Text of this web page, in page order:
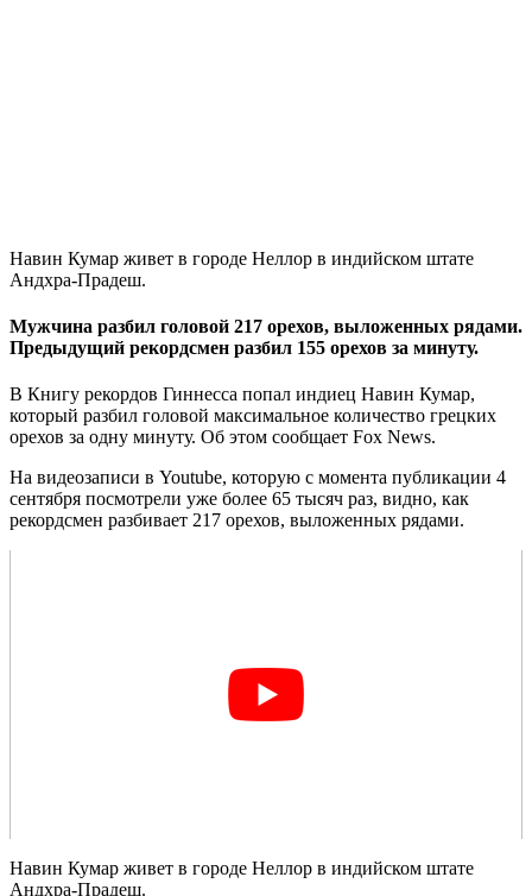
Навин Кумар живет в городе Неллор в индийском штате
Андхра-Прадеш.
Мужчина разбил головой 217 орехов, выложенных рядами.
Предыдущий рекордсмен разбил 155 орехов за минуту.
В Книгу рекордов Гиннесса попал индиец Навин Кумар,
который разбил головой максимальное количество грецких
орехов за одну минуту. Об этом сообщает Fox News.
На видеозаписи в Youtube, которую с момента публикации 4
сентября посмотрели уже более 65 тысяч раз, видно, как
рекордсмен разбивает 217 орехов, выложенных рядами.
Навин Кумар живет в городе Неллор в индийском штате
Андхра-Прадеш.